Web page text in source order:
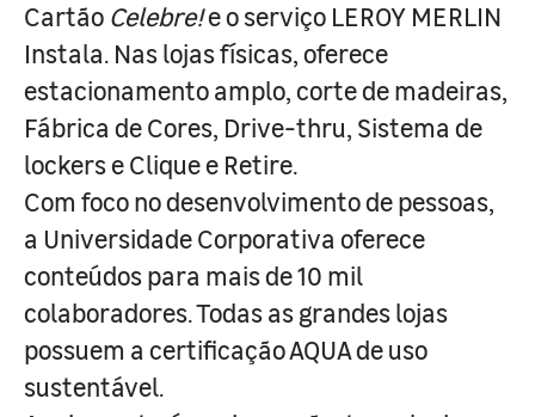
Cartão Celebre!e o serviço LEROY MERLIN
Instala. Nas lojas físicas, oferece
estacionamento amplo, corte de madeiras,
Fábrica de Cores, Drive-thru, Sistema de
lockers e Clique e Retire.
Com foco no desenvolvimento de pessoas,
a Universidade Corporativa oferece
conteúdos para mais de 10 mil
colaboradores. Todas as grandes lojas
possuem a certificação AQUA de uso
sustentável.